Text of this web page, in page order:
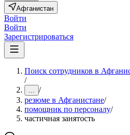
Афганистан
Войти
Войти
Зарегистрироваться
Поиск сотрудников в
/
... /
резюме в Афганистане/
помощник по персоналу/
частичная занятость